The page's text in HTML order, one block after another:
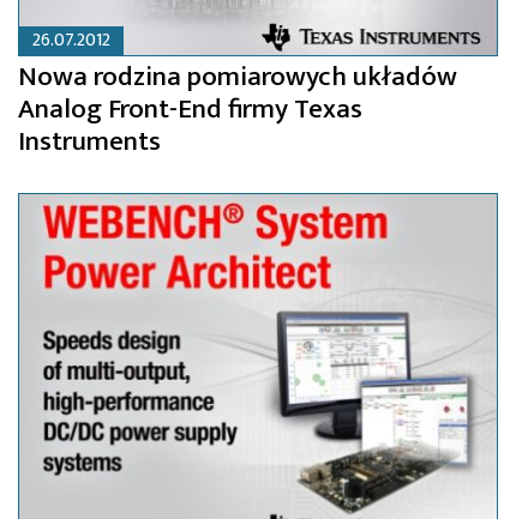
26.07.2012
Nowa rodzina pomiarowych układów
Analog Front-End firmy Texas
Instruments